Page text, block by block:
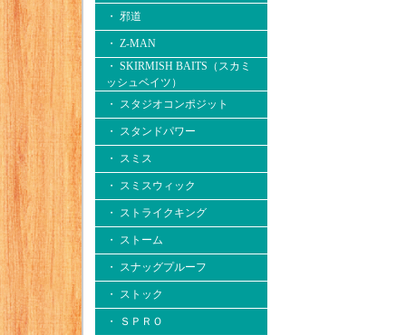
・ 邪道
・ Z-MAN
・ SKIRMISH BAITS（スカミ
ッシュベイツ）
・ スタジオコンポジット
・ スタンドパワー
・ スミス
・ スミスウィック
・ ストライクキング
・ ストーム
・ スナッグプルーフ
・ ストック
・ ＳＰＲＯ